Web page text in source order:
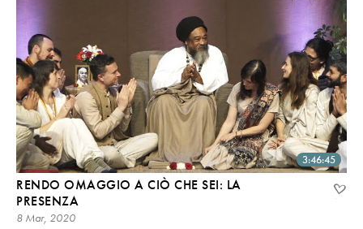
3:46:45
RENDO OMAGGIO A CIÒ CHE SEI: LA
PRESENZA
8 Mar, 2020